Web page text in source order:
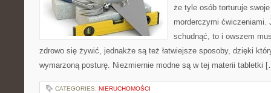
że tyle osób torturuje
morderczymi ćwiczeniami.
schudnąć, to i owszem
zdrowo się żywić, jednakże są też łatwiejsze sposoby, dzięki
wymarzoną posturę. Niezmiernie modne są w tej materii tabletki
CATEGORIES: NIERUCHOMOŚCI